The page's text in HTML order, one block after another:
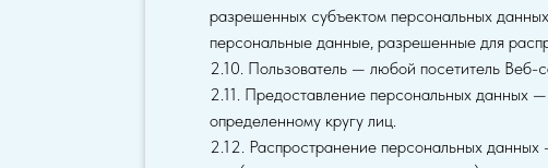
разрешенных субъектом персональных
персональные данные, разрешенные для
2.10. Пользователь — любой посетитель Веб-
2.11. Предоставление персональных данных
определенному кругу лиц.
2.12. Распространение персональных